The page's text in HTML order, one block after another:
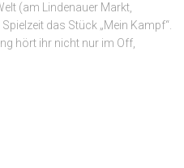
(am Lindenauer Markt,
das Stück „Mein Kampf“.
hört ihr nicht nur im Off,